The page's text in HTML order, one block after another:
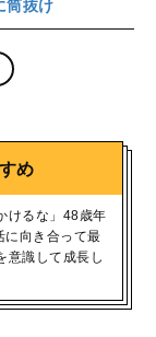
筒抜け
め
けるな」48歳年
に向き合って最
意識して成長し